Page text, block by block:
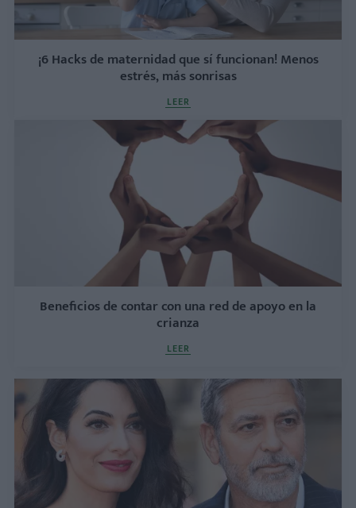
¡6 Hacks de maternidad que sí funcionan! Menos
estrés, más sonrisas
LEER
Beneficios de contar con una red de apoyo en la
crianza
LEER